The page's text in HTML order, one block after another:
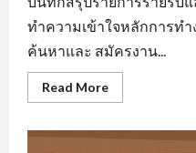
ทำความเข้าใจหลักการท
ค้นหาและ สมัครงาน...
Read MoreRead
more
สมัคร